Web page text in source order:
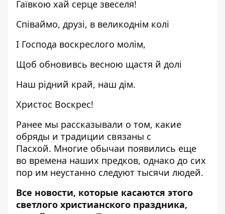
Гаївкою хай серце звеселя!
Співаймо, друзі, в великоднім колі
І Господа воскреслого молім,
Щоб обновивсь весною щастя й долі
Наш рідний край, наш дім.
Христос Воскрес!
Ранее мы рассказывали о том, какие
обряды и традиции связаны с
Пасхой. Многие обычаи появились еще
во времена наших предков, однако до сих
пор им неустанно следуют тысячи людей.
Все новости, которые касаются этого
светлого христианского праздника,